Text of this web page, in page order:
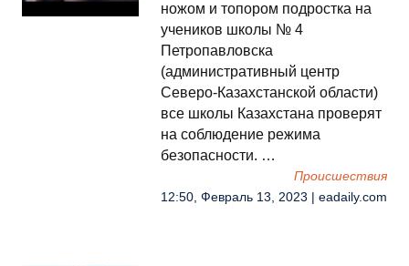
ножом и топором подростка на
учеников школы № 4
Петропавловска
(административный центр
Северо-Казахстанской области)
все школы Казахстана проверят
на соблюдение режима
безопасности. …
Происшествия
12:50, Февраль 13, 2023 | eadaily.com